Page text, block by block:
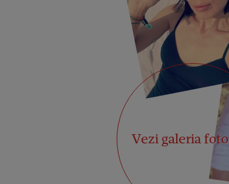
Vezi galeria foto